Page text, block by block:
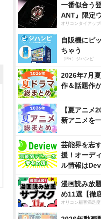
一番似合う
ANT』限定
オリコンタイアップ
自販機にピ
ちゃう
（PR）ジハンピ
2026年7月
作＆話題作
【夏アニメ
新アニメを
芸能界を志
援！オーデ
ル情報は
漫画読み放
め11選【徹
オリコン顧客満足